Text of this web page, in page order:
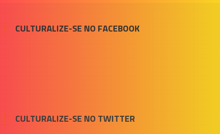
CULTURALIZE-SE NO FACEBOOK
CULTURALIZE-SE NO TWITTER